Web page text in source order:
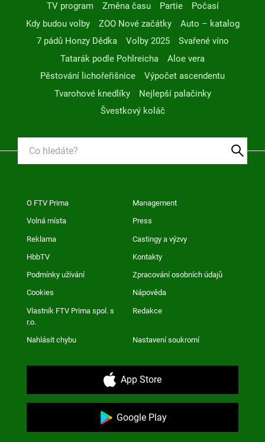
TV program
Změna času Partie
Počasí
Kdy budou volby
ZOO Nové začátky
Auto – katalog
7 pádů Honzy Dědka
Volby 2025
Svařené víno
Tatarák podle Pohlreicha
Aloe vera
Pěstování lichořeřišnice
Výpočet ascendentu
Tvarohové knedlíky
Nejlepší palačinky
Švestkový koláč
O FTV Prima Management
Volná místa Press
Reklama Castingy a výzvy
HbbTV Kontakty
Podmínky užívání Zpracování osobních údajů
Cookies Nápověda
Vlastník FTV Prima spol. s
r.o.
Redakce
Nahlásit chybu Nastavení soukromí
App Store
Google Play